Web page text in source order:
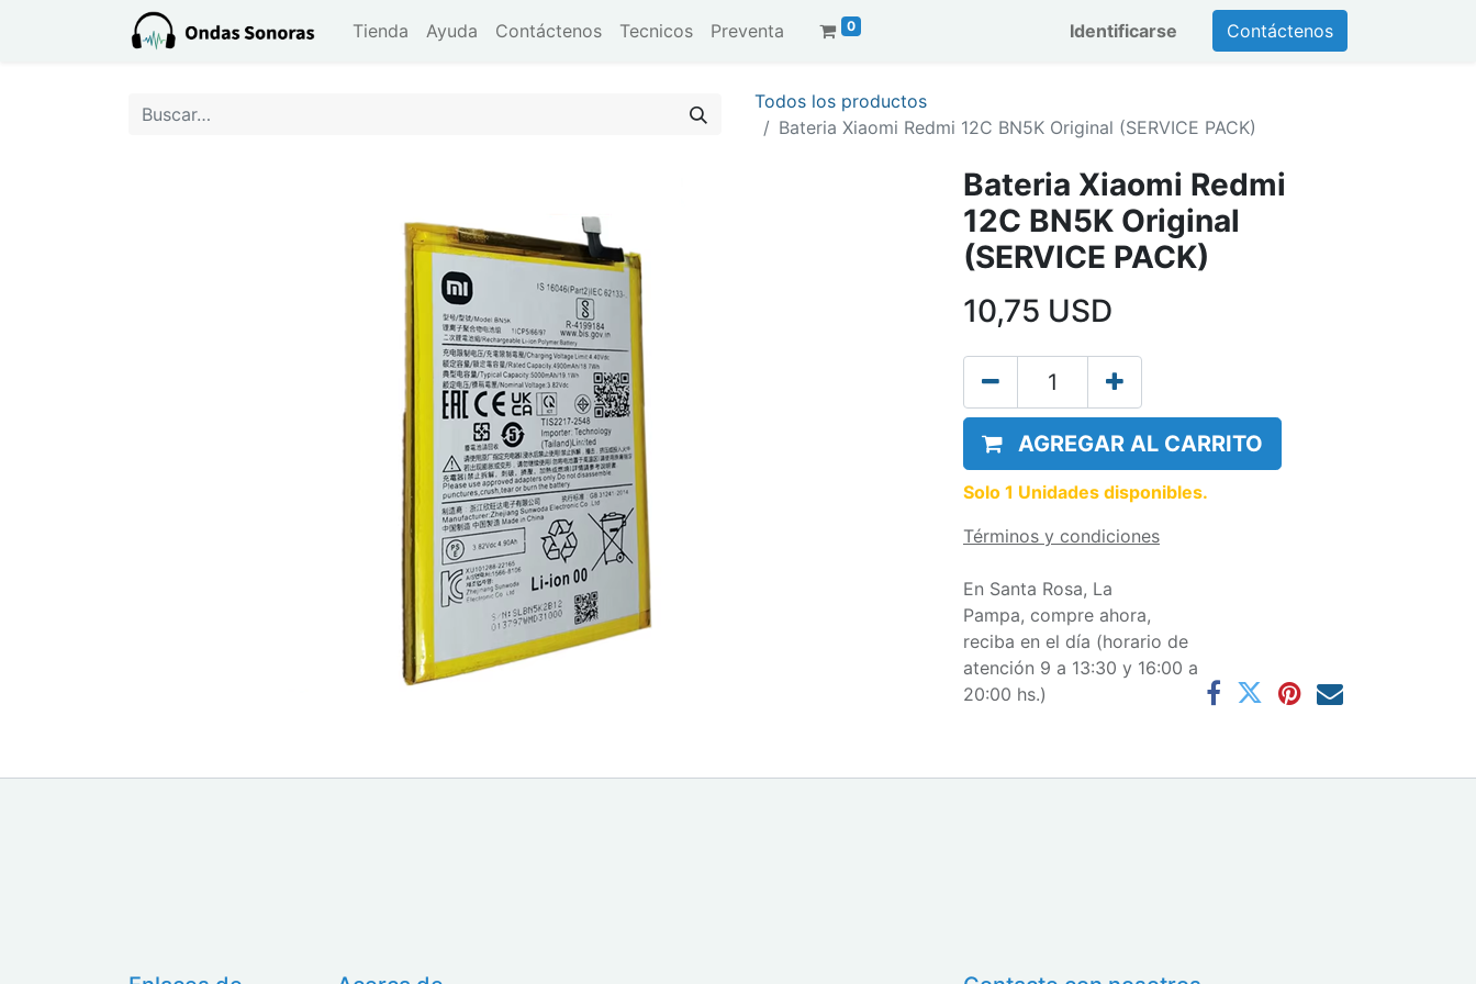
Tienda Ayuda Contáctenos Tecnicos Preventa 0 Identificarse Contáctenos
Todos los productos
Bateria Xiaomi Redmi 12C BN5K Original (SERVICE PACK)
Bateria Xiaomi Redmi
12C BN5K Original
(SERVICE PACK)
10,75 USD
AGREGAR AL CARRITO
Solo 1 Unidades disponibles.
Términos y condiciones
En Santa Rosa, La
Pampa, compre ahora,
reciba en el día (horario de
atención 9 a 13:30 y 16:00 a
20:00 hs.)